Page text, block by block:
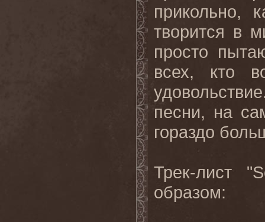
прикольно,
творится в
просто
всех, кто
песни, на
гораздо
Трек-лист
образом: